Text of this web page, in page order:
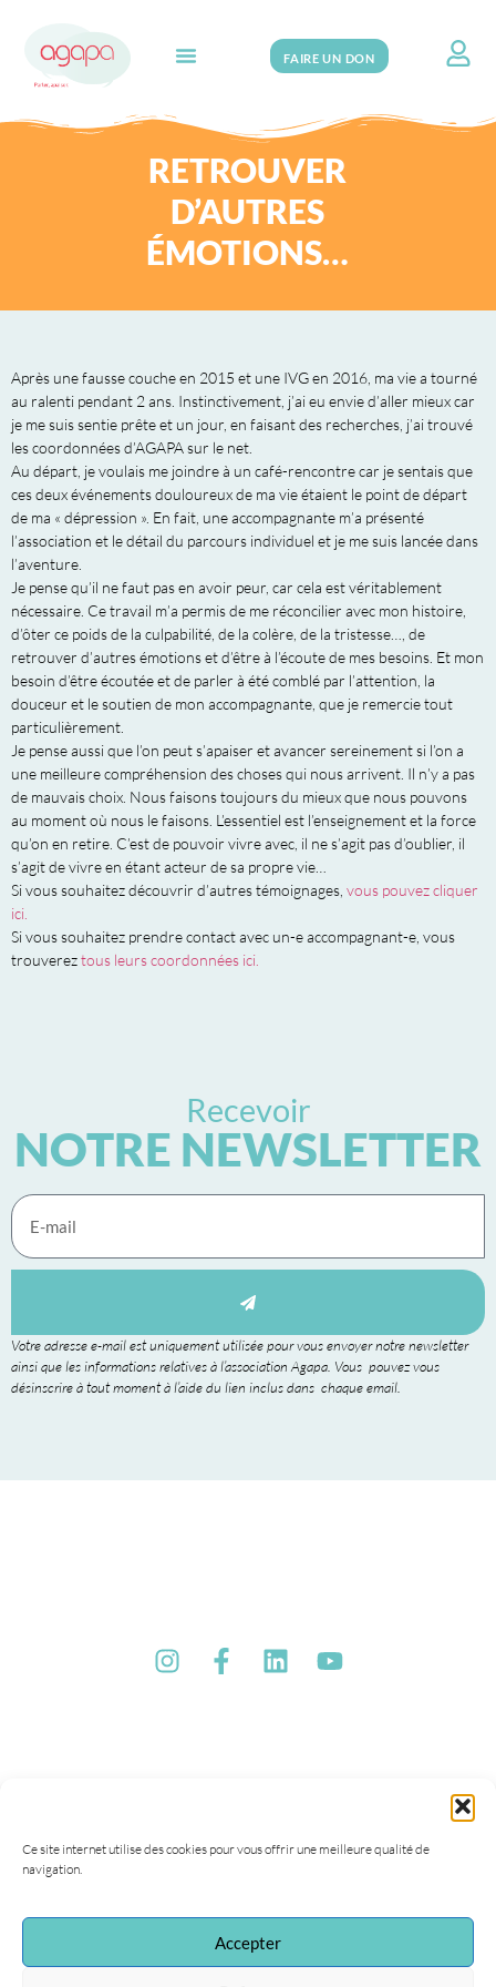
Ce site internet utilise des cookies pour vous offrir une meilleure qualité de
navigation.
Accepter
FAIRE UN DON
RETROUVER
D’AUTRES
ÉMOTIONS…
Après une fausse couche en 2015 et une IVG en 2016, ma vie a tourné
au ralenti pendant 2 ans. Instinctivement, j’ai eu envie d’aller mieux car
je me suis sentie prête et un jour, en faisant des recherches, j’ai trouvé
les coordonnées d’AGAPA sur le net.
Au départ, je voulais me joindre à un café-rencontre car je sentais que
ces deux événements douloureux de ma vie étaient le point de départ
de ma « dépression ». En fait, une accompagnante m’a présenté
l’association et le détail du parcours individuel et je me suis lancée dans
l’aventure.
Je pense qu’il ne faut pas en avoir peur, car cela est véritablement
nécessaire. Ce travail m’a permis de me réconcilier avec mon histoire,
d’ôter ce poids de la culpabilité, de la colère, de la tristesse…, de
retrouver d’autres émotions et d’être à l’écoute de mes besoins. Et mon
besoin d’être écoutée et de parler à été comblé par l’attention, la
douceur et le soutien de mon accompagnante, que je remercie tout
particulièrement.
Je pense aussi que l’on peut s’apaiser et avancer sereinement si l’on a
une meilleure compréhension des choses qui nous arrivent. Il n’y a pas
de mauvais choix. Nous faisons toujours du mieux que nous pouvons
au moment où nous le faisons. L’essentiel est l’enseignement et la force
qu’on en retire. C’est de pouvoir vivre avec, il ne s’agit pas d’oublier, il
s’agit de vivre en étant acteur de sa propre vie…
Si vous souhaitez découvrir d’autres témoignages, vous pouvez cliquer
ici.
Si vous souhaitez prendre contact avec un-e accompagnant-e, vous
trouvereztous leurs coordonnées ici.
Recevoir
NOTRE NEWSLETTER
Votre adresse e-mail est uniquement utilisée pour vous envoyer notre newsletter
ainsi que les informations relatives à l’association Agapa. Vous pouvez vous
désinscrire à tout moment à l’aide du lien inclus dans chaque email.